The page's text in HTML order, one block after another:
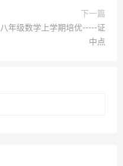
下一篇
八年级数学上学期培优-----​证
中点